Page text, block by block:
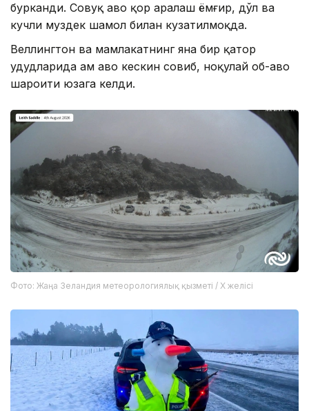
бурканди. Совуқ ҳаво қор аралаш ёмғир, дўл ва
кучли муздек шамол билан кузатилмоқда.
Веллингтон ва мамлакатнинг яна бир қатор
ҳудудларида ҳам ҳаво кескин совиб, ноқулай об-ҳаво
шароити юзага келди.
Фото: Жаңа Зеландия метеорологиялық қызметі / X желісі